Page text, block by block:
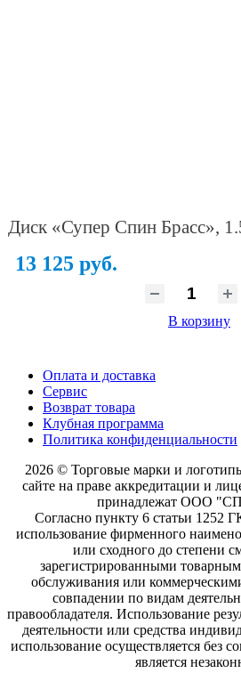
Диск «Супер Спин Брасс»,
13 125 руб.
В корзину
Оплата и доставка
Сервис
Возврат товара
Клубная программа
Политика конфиденциальности
2026 © Торговые марки и
сайте на праве аккредитации и
принадлежат ООО
Согласно пункту 6 статьи 1252
использование фирменного
или сходного до степени
зарегистрированными
обслуживания или
совпадении по видам
правообладателя. Использование
деятельности или средства
использование осуществляется без
является